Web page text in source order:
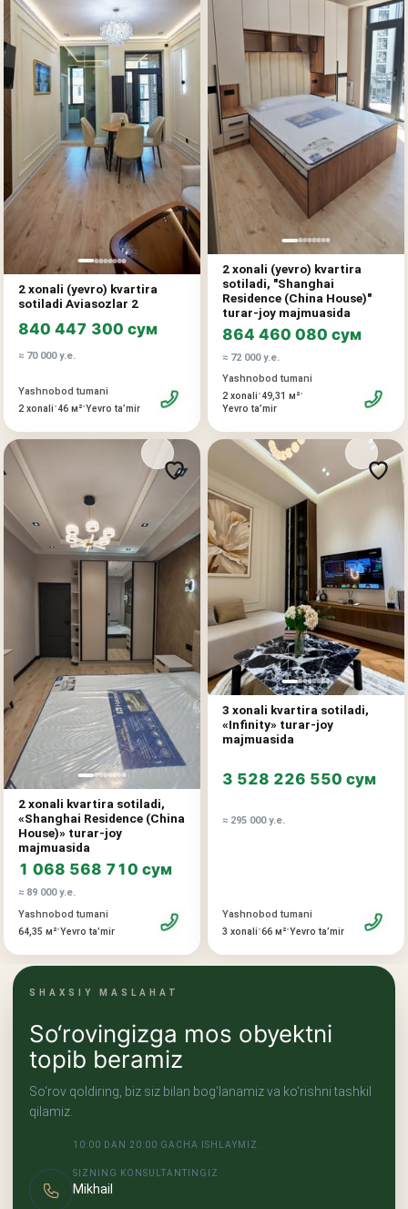
2 xonali (yevro) kvartira
sotiladi Aviasozlar 2
840 447 300 сум
≈ 70 000 у.е.
Yashnobod tumani
2 xonali•46 м²•Yevro taʼmir
2 xonali (yevro) kvartira
sotiladi, "Shanghai
Residence (China House)"
turar-joy majmuasida
864 460 080 сум
≈ 72 000 у.е.
Yashnobod tumani
2 xonali•49,31 м²•
Yevro taʼmir
2 xonali kvartira sotiladi,
«Shanghai Residence (China
House)» turar-joy
majmuasida
1 068 568 710 сум
≈ 89 000 у.е.
Yashnobod tumani
64,35 м²•Yevro taʼmir
3 xonali kvartira sotiladi,
«Infinity» turar-joy
majmuasida
3 528 226 550 сум
≈ 295 000 у.е.
Yashnobod tumani
3 xonali•66 м²•Yevro taʼmir
SHAXSIY MASLAHAT
So‘rovingizga mos obyektni
topib beramiz
So‘rov qoldiring, biz siz bilan bog‘lanamiz va ko‘rishni tashkil
qilamiz.
10:00 DAN 20:00 GACHA ISHLAYMIZ.
SIZNING KONSULTANTINGIZ
Mikhail